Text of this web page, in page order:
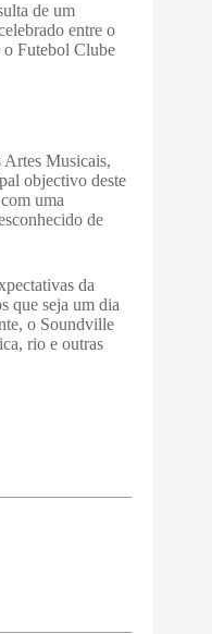
de um
entre o
Futebol Clube
Musicais,
objectivo deste
uma
de
da
que seja um dia
o Soundville
rio e outras